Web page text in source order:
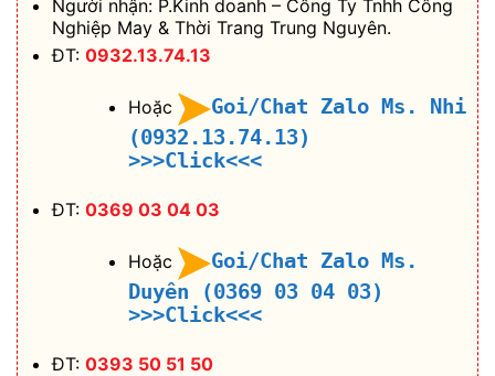
Người nhận: P.Kinh doanh – Công Ty Tnhh Công
Nghiệp May & Thời Trang Trung Nguyên.
ĐT: 0932.13.74.13
Hoặc
Goi/Chat Zalo Ms. Nhi
(0932.13.74.13)
>>>Click<<<
ĐT: 0369 03 04 03
Hoặc
Goi/Chat Zalo Ms.
Duyên (0369 03 04 03)
>>>Click<<<
ĐT: 0393 50 51 50